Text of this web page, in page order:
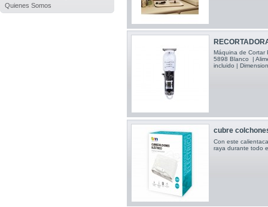
Quienes Somos
Máquina de Cortar
5898 Blanco |
incluido |
cubre
Con este
raya durante todo